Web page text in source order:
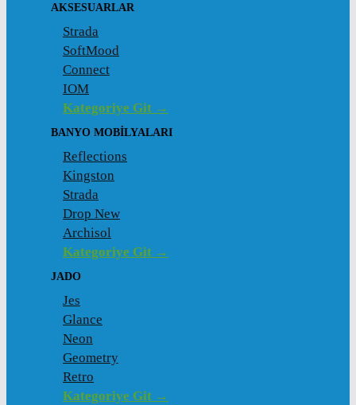
AKSESUARLAR
Strada
SoftMood
Connect
IOM
Kategoriye Git →
BANYO MOBILYALARI
Reflections
Kingston
Strada
Drop New
Archisol
Kategoriye Git →
JADO
Jes
Glance
Neon
Geometry
Retro
Kategoriye Git →